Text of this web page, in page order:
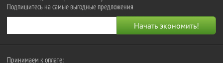
Подпишитесь на самые выгодные предложения
Принимаем к оплате: